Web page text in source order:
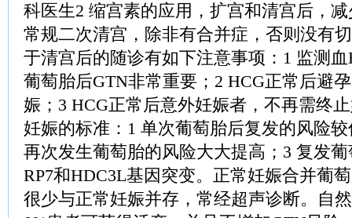
科医生2 缩宫素的应用，扩宫和清宫后，
常规二次清宫，除非有合并症，否则没有
于清宫后的随诊有如下注意事项：1 监测
葡萄胎后GTN非常重要；2 HCG正常后避
娠；3 HCG正常后意外妊娠者，不再需终
妊娠的标准：1 单次葡萄胎后复发的风险
再次发生葡萄胎的风险大大提高；3 复发
RP7和HDC3L基因突变。正常妊娠合并葡
很少与正常妊娠并存，常经超声诊断。自